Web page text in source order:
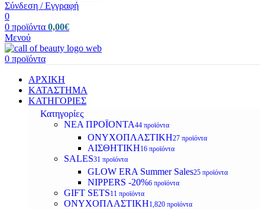
Σύνδεση / Εγγραφή
0
0 προϊόντα 0,00€
Μενού
0 προϊόντα
ΑΡΧΙΚΗ
ΚΑΤΑΣΤΗΜΑ
ΚΑΤΗΓΟΡΙΕΣ
Κατηγορίες
ΝΕΑ ΠΡΟΪΟΝΤΑ44 προϊόντα
ΟΝΥΧΟΠΛΑΣΤΙΚΗ27 προϊόντα
ΑΙΣΘΗΤΙΚΗ16 προϊόντα
SALES31 προϊόντα
GLOW ERA Summer Sales25 προϊόντα
NIPPERS -20%6 προϊόντα
GIFT SETS11 προϊόντα
ΟΝΥΧΟΠΛΑΣΤΙΚΗ1,820 προϊόντα